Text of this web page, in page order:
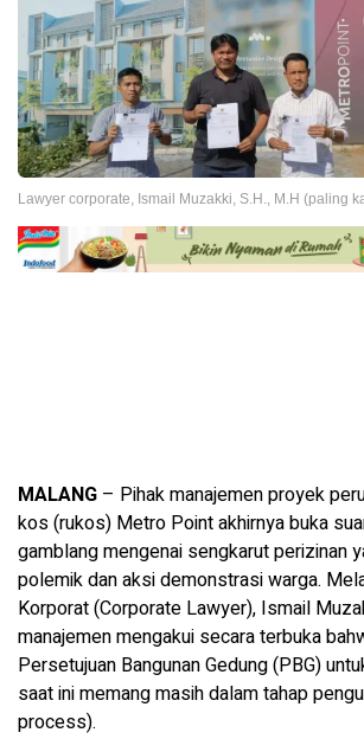
Lawyer corporate, Ismail Muzakki, S.H., M.H (paling
MALANG – Pihak manajemen proyek
kos (rukos) Metro Point akhirnya buka
gamblang mengenai sengkarut perizinan
polemik dan aksi demonstrasi warga.
Korporat (Corporate Lawyer), Ismail
manajemen mengakui secara terbuka
Persetujuan Bangunan Gedung (PBG)
saat ini memang masih dalam tahap
process).